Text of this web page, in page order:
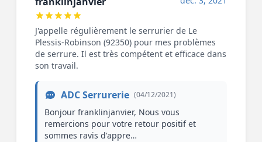
J'appelle régulièrement le serrurier de Le
Plessis-Robinson (92350) pour mes problèmes
de serrure. Il est très compétent et efficace dans
son travail.
ADC Serrurerie (04/12/2021)
Bonjour franklinjanvier, Nous vous
remercions pour votre retour positif et
sommes ravis d'appre…